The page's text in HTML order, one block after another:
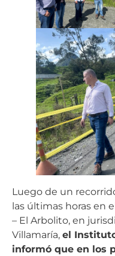
Luego de un
las últimas horas en
– El Arbolito, en
Villamaría, el
informó que en los